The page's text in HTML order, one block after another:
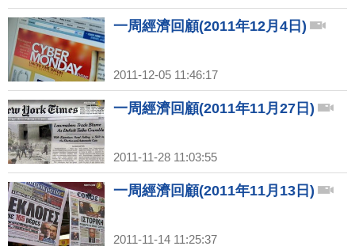
一周經濟回顧(2011年12月4日)
2011-12-05 11:46:17
一周經濟回顧(2011年11月27日)
2011-11-28 11:03:55
一周經濟回顧(2011年11月13日)
2011-11-14 11:25:37